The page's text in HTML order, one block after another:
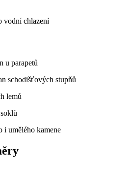
vodní chlazení
u parapetů
schodišťových stupňů
lemů
i umělého kamene